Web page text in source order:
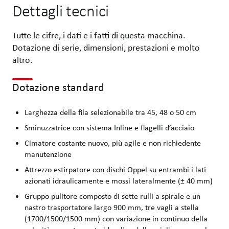
Dettagli tecnici
Tutte le cifre, i dati e i fatti di questa macchina.
Dotazione di serie, dimensioni, prestazioni e molto
altro.
Dotazione standard
Larghezza della fila selezionabile tra 45, 48 o 50 cm
Sminuzzatrice con sistema Inline e flagelli d’acciaio
Cimatore costante nuovo, più agile e non richiedente
manutenzione
Attrezzo estirpatore con dischi Oppel su entrambi i lati
azionati idraulicamente e mossi lateralmente (± 40 mm)
Gruppo pulitore composto di sette rulli a spirale e un
nastro trasportatore largo 900 mm, tre vagli a stella
(1700/1500/1500 mm) con variazione in continuo della